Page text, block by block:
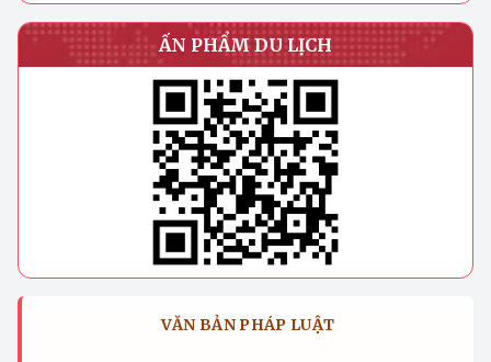
ẤN PHẨM DU LỊCH
VĂN BẢN PHÁP LUẬT